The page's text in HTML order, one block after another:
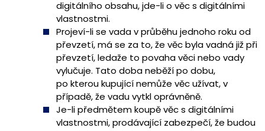
digitálního obsahu, jde-li o věc s digitálními
vlastnostmi.
Projeví-li se vada v průběhu jednoho roku od
převzetí, má se za to, že věc byla vadná již při
převzetí, ledaže to povaha věci nebo vady
vylučuje. Tato doba neběží po dobu,
po kterou kupující nemůže věc užívat, v
případě, že vadu vytkl oprávněně.
Je-li předmětem koupě věc s digitálními
vlastnostmi, prodávající zabezpečí, že budou